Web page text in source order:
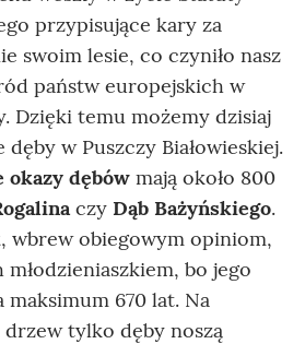
przypisujące kary za
swoim lesie, co czyniło nasz
państw europejskich w
Dzięki temu możemy dzisiaj
w Puszczy Białowieskiej.
okazy dębów mają około 800
czy Dąb Bażyńskiego.
, wbrew obiegowym opiniom,
bo jego
maksimum 670 lat. Na
tylko dęby noszą